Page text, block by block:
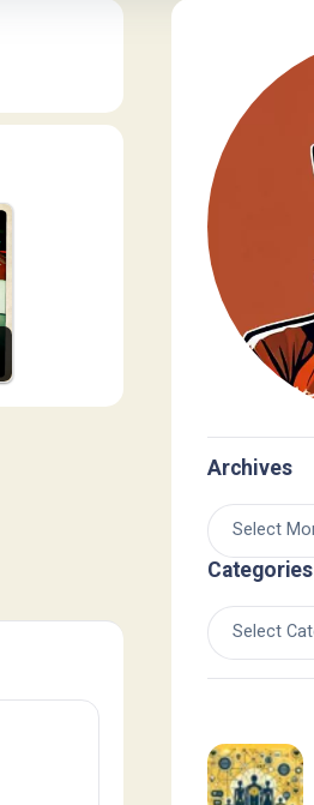
Archives
Categories